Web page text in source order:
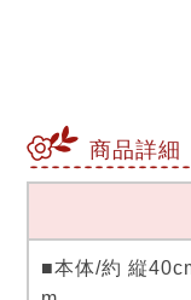
商品詳細
■本体/約 縦